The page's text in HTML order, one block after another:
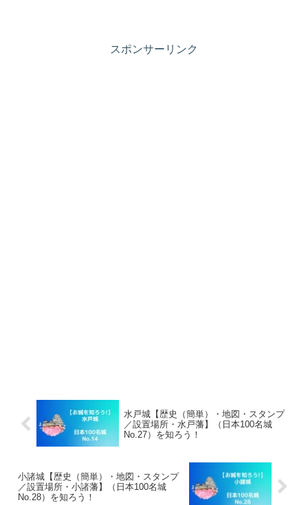
スポンサーリンク
水戸城【歴史（簡単）・地図・スタンプ
／設置場所・水戸藩】（日本100名城
No.27）を知ろう！
小諸城【歴史（簡単）・地図・スタンプ
／設置場所・小諸藩】（日本100名城
No.28）を知ろう！